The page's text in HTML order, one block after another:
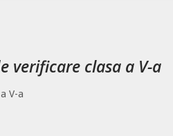
verificare clasa a V-a
V-a